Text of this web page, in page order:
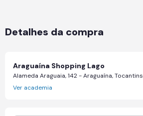
Detalhes da compra
Araguaína Shopping Lago
Alameda Araguaia, 142 - Araguaína, Tocantins
Ver academia